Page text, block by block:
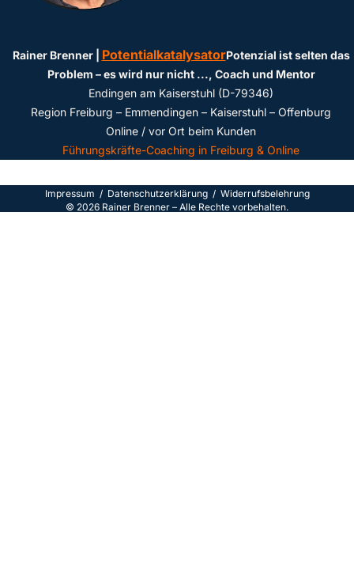
Rainer Brenner | PotentialkatalysatorPotenzial ist selten das
Problem – es wird nur nicht ..., Coach und Mentor
Endingen am Kaiserstuhl (D-79346)
Region Freiburg – Emmendingen – Kaiserstuhl – Offenburg
Online / vor Ort beim Kunden
Führungskräfte-Coaching in Freiburg & Online
Impressum / Datenschutzerklärung / Widerrufsbelehrung
© 2026 Rainer Brenner – Alle Rechte vorbehalten.